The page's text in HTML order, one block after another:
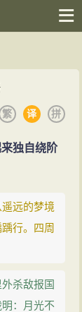
拼
译
繁
独自绕阶
远的梦境
行。四周
杀敌报国
：月光不